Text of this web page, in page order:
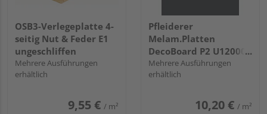
OSB3-Verlegeplatte 4-
seitig Nut & Feder E1
ungeschliffen
Mehrere Ausführungen
erhältlich
9,55 € / m²
Pfleiderer
Melam.Platten
DecoBoard P2 U12000
Vulkanschwarz, SD
Mehrere Ausführungen
erhältlich
10,20 € / m²